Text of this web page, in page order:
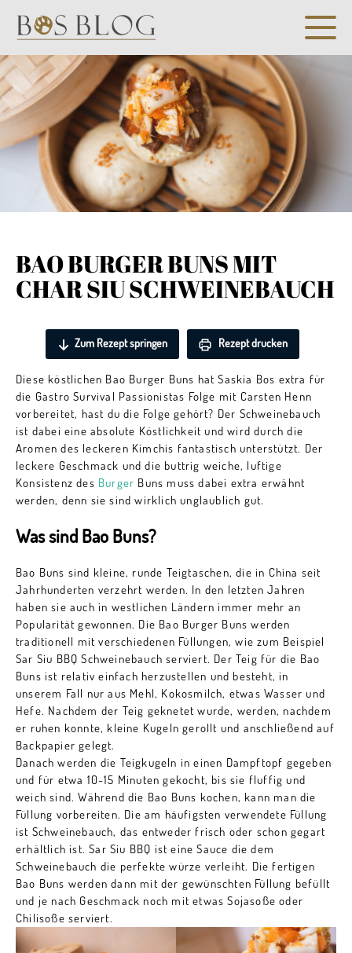
BAO BURGER BUNS MIT
CHAR SIU SCHWEINEBAUCH
Zum Rezept springen Rezept drucken
Diese köstlichen Bao Burger Buns hat Saskia Bos extra für
die Gastro Survival Passionistas Folge mit Carsten Henn
vorbereitet, hast du die Folge gehört? Der Schweinebauch
ist dabei eine absolute Köstlichkeit und wird durch die
Aromen des leckeren Kimchis fantastisch unterstützt. Der
leckere Geschmack und die buttrig weiche, luftige
Konsistenz des Burger Buns muss dabei extra erwähnt
werden, denn sie sind wirklich unglaublich gut.
Was sind Bao Buns?
Bao Buns sind kleine, runde Teigtaschen, die in China seit
Jahrhunderten verzehrt werden. In den letzten Jahren
haben sie auch in westlichen Ländern immer mehr an
Popularität gewonnen. Die Bao Burger Buns werden
traditionell mit verschiedenen Füllungen, wie zum Beispiel
Sar Siu BBQ Schweinebauch serviert. Der Teig für die Bao
Buns ist relativ einfach herzustellen und besteht, in
unserem Fall nur aus Mehl, Kokosmilch, etwas Wasser und
Hefe. Nachdem der Teig geknetet wurde, werden, nachdem
er ruhen konnte, kleine Kugeln gerollt und anschließend auf
Backpapier gelegt.
Danach werden die Teigkugeln in einen Dampftopf gegeben
und für etwa 10-15 Minuten gekocht, bis sie fluffig und
weich sind. Während die Bao Buns kochen, kann man die
Füllung vorbereiten. Die am häufigsten verwendete Füllung
ist Schweinebauch, das entweder frisch oder schon gegart
erhältlich ist. Sar Siu BBQ ist eine Sauce die dem
Schweinebauch die perfekte würze verleiht. Die fertigen
Bao Buns werden dann mit der gewünschten Füllung befüllt
und je nach Geschmack noch mit etwas Sojasoße oder
Chilisoße serviert.